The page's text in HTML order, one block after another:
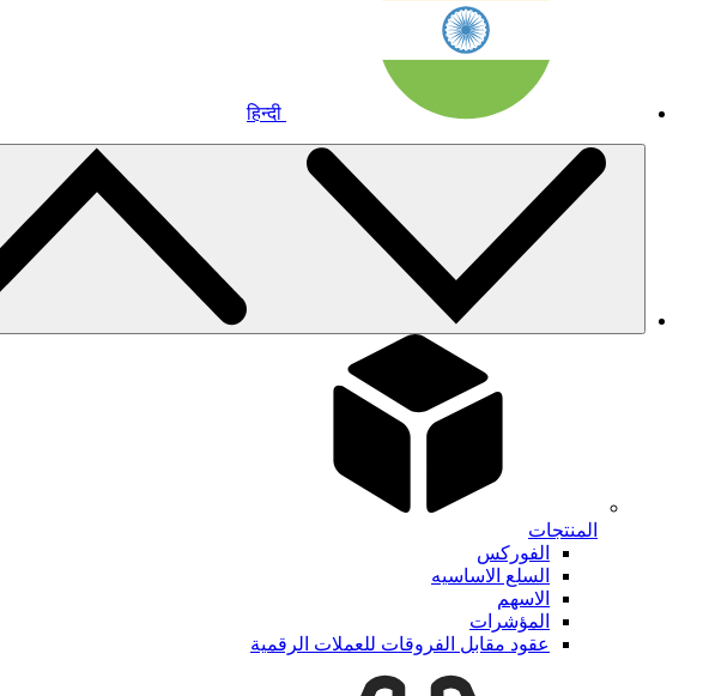
हिन्दी
المنتجات
الفوركس
السلع الاساسيه
الاسهم
المؤشرات
عقود مقابل الفروقات للعملات الرقمية